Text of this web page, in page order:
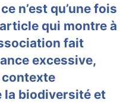
n’est qu’une fois
qui montre à
fait
excessive,
contexte
la biodiversité et